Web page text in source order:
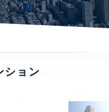
ション